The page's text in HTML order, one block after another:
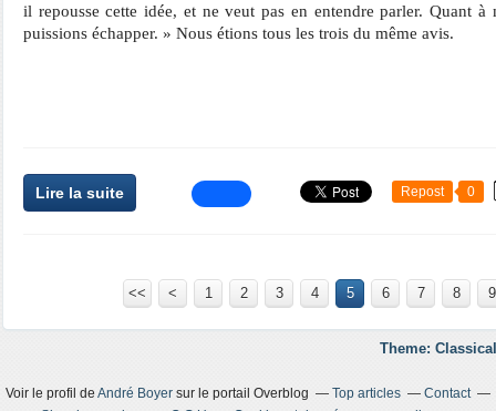
il repousse cette idée, et ne veut pas en entendre parler. Quant
puissions échapper. » Nous étions tous les trois du même avis.
Lire la suite Repost 0
<< < 1 2 3 4 5 6 7 8 9
Theme:
Voir le profil deAndré Boyer sur le portail Overblog Top articles
Contact